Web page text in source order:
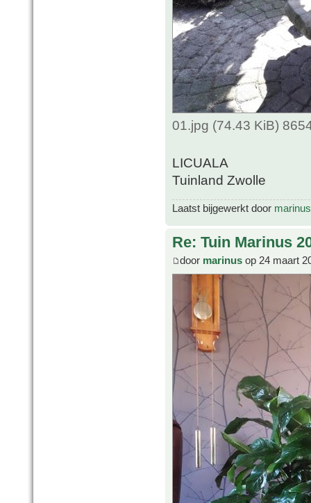
01.jpg (74.43 KiB)
LICUALA
Tuinland Zwolle
Laatst bijgewerkt door marinus
Re: Tuin Marinus
door marinus op 24 maart